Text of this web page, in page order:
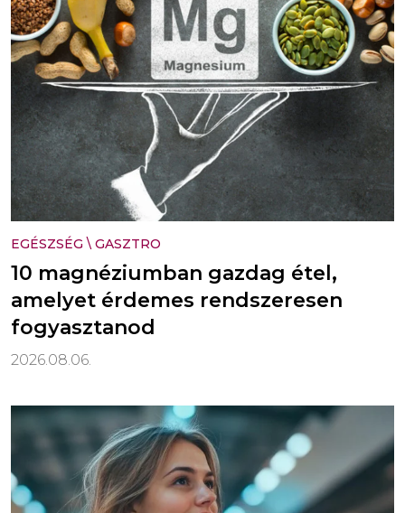
EGÉSZSÉG \ GASZTRO
10 magnéziumban gazdag étel,
amelyet érdemes rendszeresen
fogyasztanod
2026.08.06.